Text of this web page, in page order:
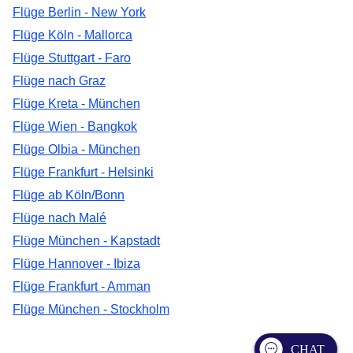
Flüge Berlin - New York
Flüge Köln - Mallorca
Flüge Stuttgart - Faro
Flüge nach Graz
Flüge Kreta - München
Flüge Wien - Bangkok
Flüge Olbia - München
Flüge Frankfurt - Helsinki
Flüge ab Köln/Bonn
Flüge nach Malé
Flüge München - Kapstadt
Flüge Hannover - Ibiza
Flüge Frankfurt - Amman
Flüge München - Stockholm
CHAT